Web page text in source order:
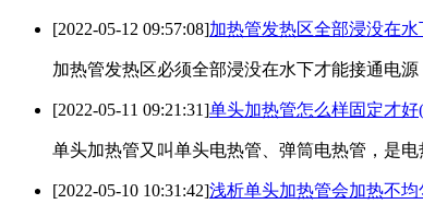
[2022-05-12 09:57:08]加热管发热区全部浸没在水
加热管发热区必须全部浸没在水下才能接通电
[2022-05-11 09:21:31]单头加热管怎么样固定才
单头加热管又叫单头电热管、弹筒电热管，是
[2022-05-10 10:31:42]浅析单头加热管会加热不均